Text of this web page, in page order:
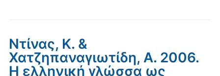
Ντίνας, Κ. &
Χατζηπαναγιωτίδη, Α. 2006.
Η ελληνική γλώσσα ως